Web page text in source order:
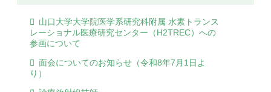
山口大学大学院医学系研究科附属 水素トランス
レーショナル医療研究センター（H2TREC）への
参画について
面会についてのお知らせ（令和8年7月1日よ
り）